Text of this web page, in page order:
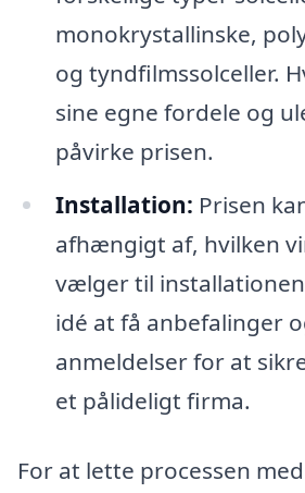
monokrystallinske,
og tyndfilmssolceller.
sine egne fordele og
påvirke prisen.
Installation: Prisen
afhængigt af, hvilken
vælger til
idé at få anbefalinger
anmeldelser for at
et pålideligt firma.
For at lette processen